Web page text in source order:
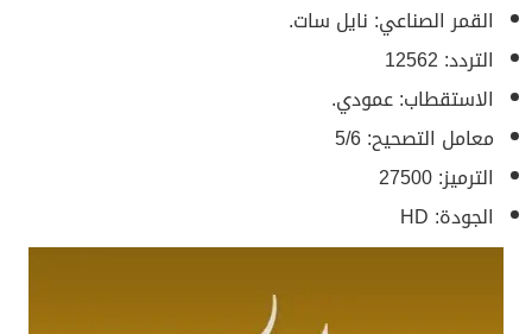
القمر الصناعي: نايل سات.
التردد: 12562
الاستقطاب: عمودي.
معامل التصحيح: 5/6
الترميز: 27500
الجودة: HD